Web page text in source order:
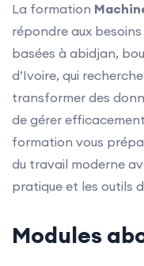
La formation
répondre aux
basées à abidjan,
d’Ivoire, qui
transformer des
de gérer
formation vous
du travail moderne
pratique et les outils
Modules